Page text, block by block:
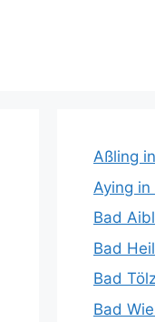
Aßling
Aying in
Bad
Bad
Bad
Bad